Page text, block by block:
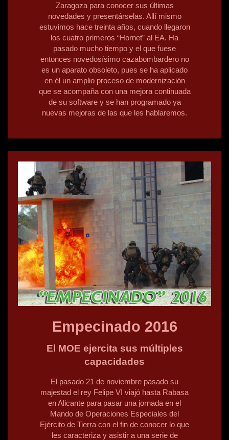
Zaragoza para conocer sus últimas
novedades y presentárselas. Allí mismo
estuvimos hace treinta años, cuando llegaron
los cuatro primeros “Hornet” al EA. Ha
pasado mucho tiempo y el que fuese
entonces novedosísimo cazabombardero no
es un aparato obsoleto, pues se ha aplicado
en él un amplio proceso de modernización
que se acompaña con una mejora continuada
de su software y se han programado ya
nuevas mejoras de las que les hablaremos.
Empecinado 2016
El MOE ejercita sus múltiples
capacidades
El pasado 21 de noviembre pasado su
majestad el rey Felipe VI viajó hasta Rabasa
en Alicante para pasar una jornada en el
Mando de Operaciones Especiales del
Ejército de Tierra con el fin de conocer lo que
les caracteriza y asistir a una serie de